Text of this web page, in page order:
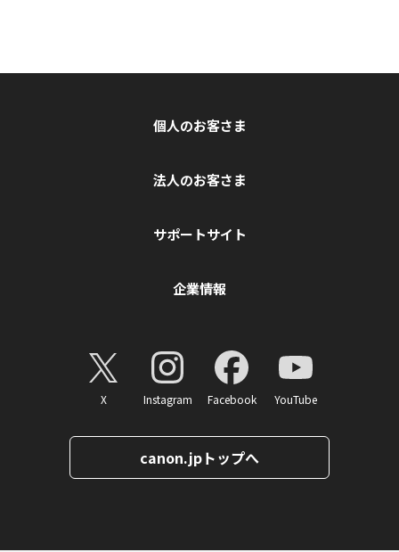
個人のお客さま
法人のお客さま
サポートサイト
企業情報
X Instagram Facebook YouTube
canon.jpトップへ